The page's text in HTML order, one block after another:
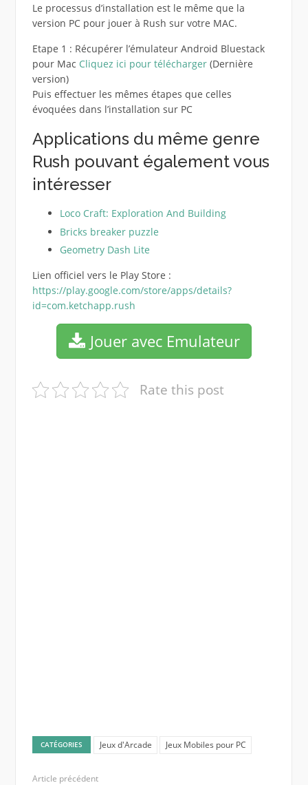
Le processus d’installation est le même que la
version PC pour jouer à Rush sur votre MAC.
Etape 1 : Récupérer l’émulateur Android Bluestack
pour Mac Cliquez ici pour télécharger(Dernière
version)
Puis effectuer les mêmes étapes que celles
évoquées dans l’installation sur PC
Applications du même genre
Rush pouvant également vous
intéresser
Loco Craft: Exploration And Building
Bricks breaker puzzle
Geometry Dash Lite
Lien officiel vers le Play Store :
https://play.google.com/store/apps/details?
id=com.ketchapp.rush
Jouer avec Emulateur
Rate this post
CATÉGORIES Jeux d'Arcade Jeux Mobiles pour PC
Article précédent